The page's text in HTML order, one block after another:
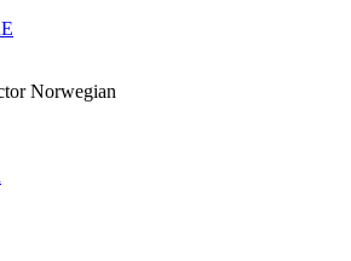
Norwegian